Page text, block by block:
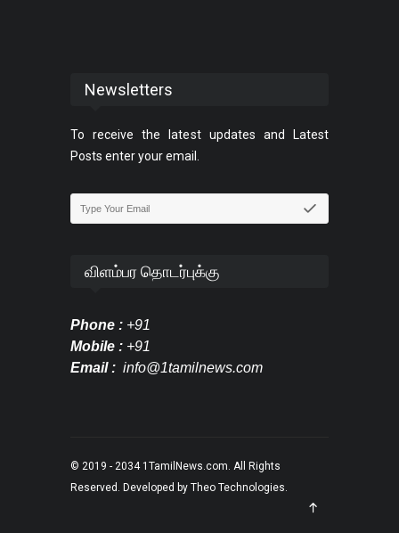
Newsletters
To receive the latest updates and Latest
Posts enter your email.
விளம்பர தொடர்புக்கு
Phone : +91
Mobile : +91
Email : info@1tamilnews.com
© 2019 - 2034 1TamilNews.com. All Rights
Reserved. Developed by Theo Technologies.